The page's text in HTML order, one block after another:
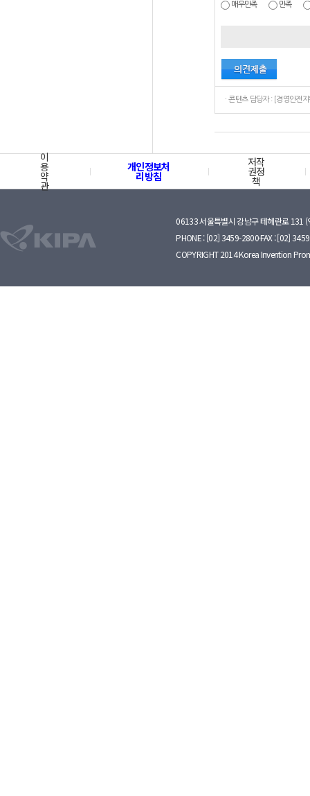
매우만족 만족
이
용
약
관
개인정보처
리방침
저작
권정
책
06133 서울특별시 강남구 테헤란로 131 (
PHONE : [02] 3459-2800·FAX : [02]
COPYRIGHT 2014 Korea Invention